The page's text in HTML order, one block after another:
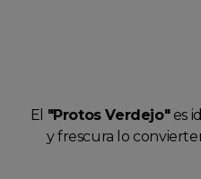
El "Protos Verdejo"es
y frescura lo